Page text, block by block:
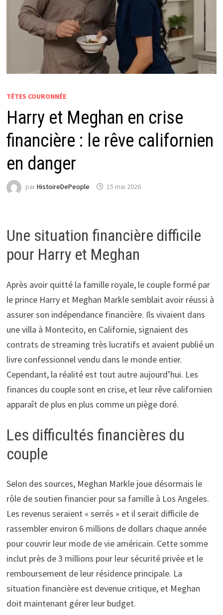
TÊTES COURONNÉE
Harry et Meghan en crise
financière : le rêve californien
en danger
parHistoireDePeople 15 mai 2026
Une situation financière difficile
pour Harry et Meghan
Après avoir quitté la famille royale, le couple formé par
le prince Harry et Meghan Markle semblait avoir réussi à
assurer son indépendance financière. Ils vivaient dans
une villa à Montecito, en Californie, signaient des
contrats de streaming très lucratifs et avaient publié un
livre confessionnel vendu dans le monde entier.
Cependant, la réalité est tout autre aujourd’hui. Les
finances du couple sont en crise, et leur rêve californien
apparaît de plus en plus comme un piège doré.
Les difficultés financières du
couple
Selon des sources, Meghan Markle joue désormais le
rôle de soutien financier pour sa famille à Los Angeles.
Les revenus seraient « serrés » et il serait difficile de
rassembler environ 6 millions de dollars chaque année
pour couvrir leur mode de vie américain. Cette somme
inclut près de 3 millions pour leur sécurité privée et le
remboursement de leur résidence principale. La
situation financière est devenue critique, et Meghan
doit maintenant gérer leur budget.